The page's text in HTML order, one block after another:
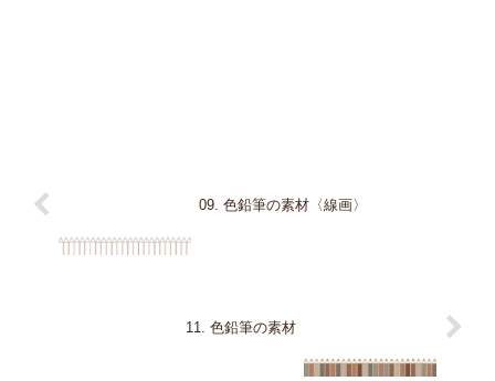
09. 色鉛筆の素材〈線画〉
11. 色鉛筆の素材